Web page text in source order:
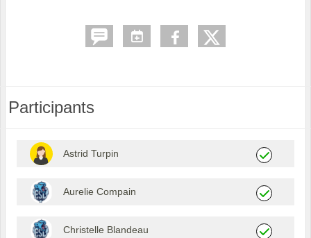
Participants
Astrid Turpin
Aurelie Compain
Christelle Blandeau